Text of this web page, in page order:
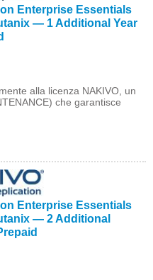
Enterprise Essentials
— 1 Additional Year
alla licenza NAKIVO, un
che garantisce
Enterprise Essentials
— 2 Additional